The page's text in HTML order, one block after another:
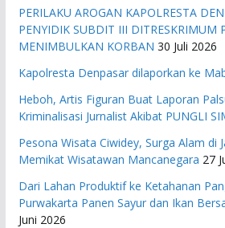
PERILAKU AROGAN KAPOLRESTA
PENYIDIK SUBDIT III DITRESKRIMUM
MENIMBULKAN KORBAN 30 Juli 2026
Kapolresta Denpasar dilaporkan ke
Heboh, Artis Figuran Buat Laporan
Kriminalisasi Jurnalist Akibat PUNGLI
Pesona Wisata Ciwidey, Surga Alam di
Memikat Wisatawan Mancanegara 27
Dari Lahan Produktif ke Ketahanan
Purwakarta Panen Sayur dan Ikan
Juni 2026